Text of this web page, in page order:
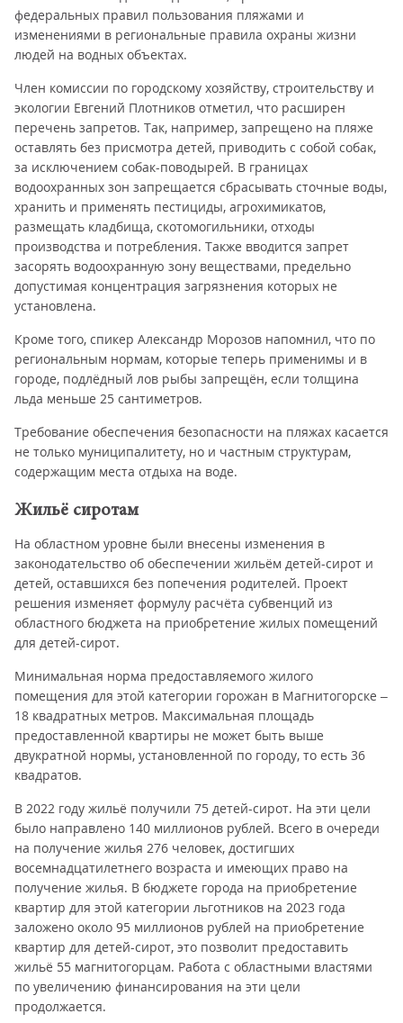
федеральных правил пользования пляжами и
изменениями в региональные правила охраны жизни
людей на водных объектах.
Член комиссии по городскому хозяйству, строительству и
экологии Евгений Плотников отметил, что расширен
перечень запретов. Так, например, запрещено на пляже
оставлять без присмотра детей, приводить с собой собак,
за исключением собак-поводырей. В границах
водоохранных зон запрещается сбрасывать сточные воды,
хранить и применять пестициды, агрохимикатов,
размещать кладбища, скотомогильники, отходы
производства и потребления. Также вводится запрет
засорять водоохранную зону веществами, предельно
допустимая концентрация загрязнения которых не
установлена.
Кроме того, спикер Александр Морозов напомнил, что по
региональным нормам, которые теперь применимы и в
городе, подлёдный лов рыбы запрещён, если толщина
льда меньше 25 сантиметров.
Требование обеспечения безопасности на пляжах касается
не только муниципалитету, но и частным структурам,
содержащим места отдыха на воде.
Жильё сиротам
На областном уровне были внесены изменения в
законодательство об обеспечении жильём детей-сирот и
детей, оставшихся без попечения родителей. Проект
решения изменяет формулу расчёта субвенций из
областного бюджета на приобретение жилых помещений
для детей-сирот.
Минимальная норма предоставляемого жилого
помещения для этой категории горожан в Магнитогорске –
18 квадратных метров. Максимальная площадь
предоставленной квартиры не может быть выше
двукратной нормы, установленной по городу, то есть 36
квадратов.
В 2022 году жильё получили 75 детей-сирот. На эти цели
было направлено 140 миллионов рублей. Всего в очереди
на получение жилья 276 человек, достигших
восемнадцатилетнего возраста и имеющих право на
получение жилья. В бюджете города на приобретение
квартир для этой категории льготников на 2023 года
заложено около 95 миллионов рублей на приобретение
квартир для детей-сирот, это позволит предоставить
жильё 55 магнитогорцам. Работа с областными властями
по увеличению финансирования на эти цели
продолжается.